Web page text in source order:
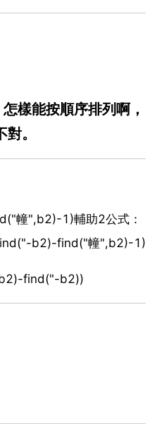
樣能按順序排列啊，
。
幢",b2)-1)輔助2公式：
b2)-find("幢",b2)-1)
find("-b2))